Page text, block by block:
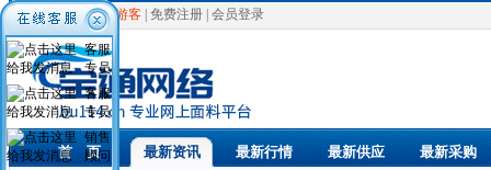
欢迎光临，游客 免费注册 会员登录
首 页 最新资讯 最新行情 最新供应 最新采购
客服
专员
客服
专员
销售
顾问